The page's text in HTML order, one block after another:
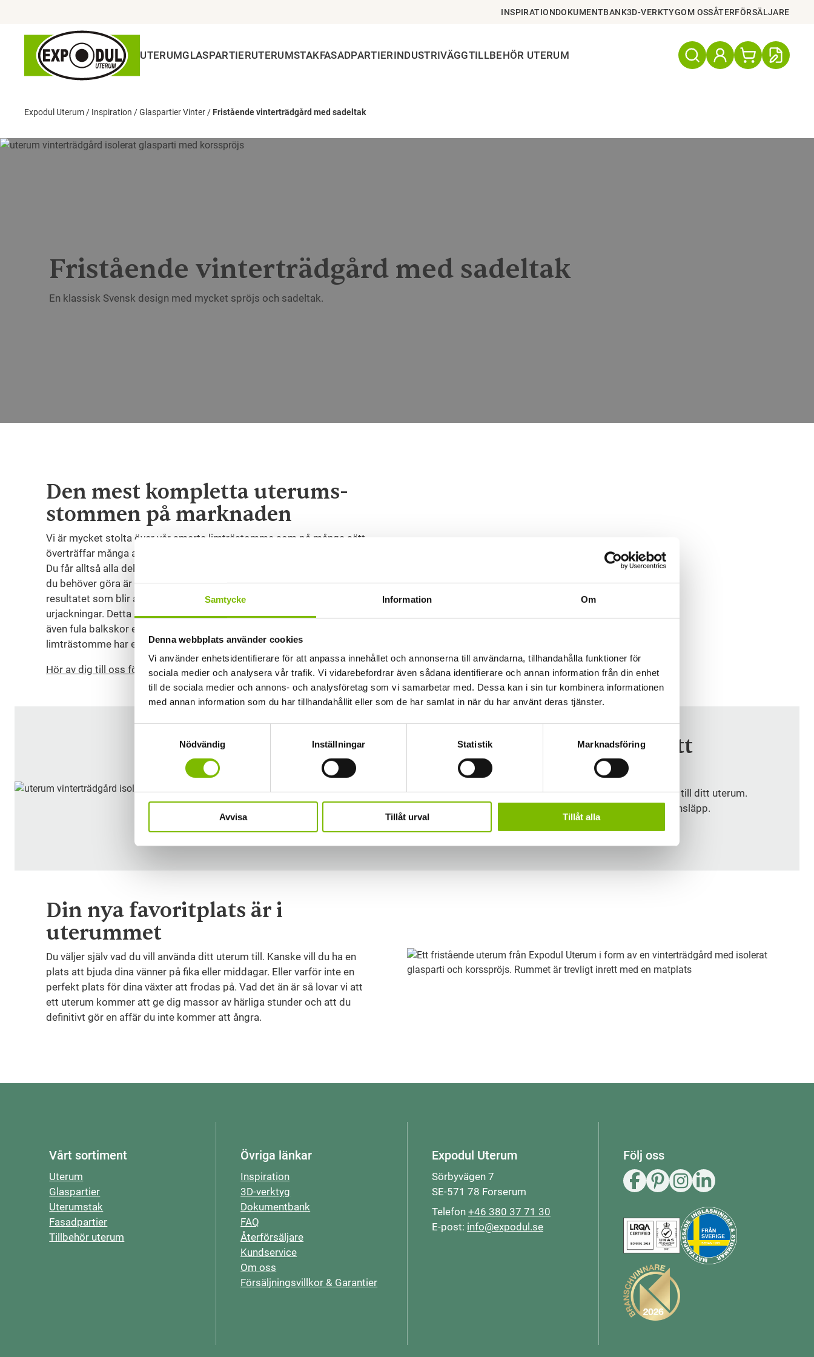
Samtycke Information Om
Denna webbplats använder cookies
Vi använder enhetsidentifierare för att anpassa innehållet och annonserna till användarna, tillhandahålla funktioner för
sociala medier och analysera vår trafik. Vi vidarebefordrar även sådana identifierare och annan information från din enhet
till de sociala medier och annons- och analysföretag som vi samarbetar med. Dessa kan i sin tur kombinera informationen
med annan information som du har tillhandahållit eller som de har samlat in när du har använt deras tjänster.
Nödvändig
Inställningar Statistik Marknadsföring
Avvisa Tillåt urval Tillåt alla
INSPIRATIONDOKUMENTBANK3D-VERKTYGOM OSSÅTERFÖRSÄLJARE
UTERUMGLASPARTIERUTERUMSTAKFASADPARTIERINDUSTRIVÄGGTILLBEHÖR UTERUM
Expodul Uterum / Inspiration /Glaspartier Vinter / Fristående vinterträdgård med sadeltak
Fristående vinterträdgård med sadeltak
En klassisk Svensk design med mycket spröjs och sadeltak.
Den mest kompletta uterums-
stommen på marknaden
Vi är mycket stolta över vår smarta limträstomme som på många sätt
överträffar många andra. Vår stomme levereras färdigkapad, på riktigt!
Du får alltså alla delar av stommen urjackade och klara så att det enda
du behöver göra är att börja montera ditt uterum. Märk även det snygga
resultatet som blir av helt genomgående takstolar genom bärlinans
urjackningar. Detta ger inte bara ett stilrent utseende utan du slipper
även fula balkskor eller extra trälister. Man kan säga att vår
limträstomme har en lego-liknande konstruktion.
Hör av dig till oss för att få veta mer
Våga välja glastak till ditt
uterum
Du vet väl också att du har möjlighet att välja glastak till ditt uterum.
Glastak passar utmärkt där du behöver gott om ljusinsläpp.
Läs mer om glastak för sadeltak här
Din nya favoritplats är i
uterummet
Du väljer själv vad du vill använda ditt uterum till. Kanske vill du ha en
plats att bjuda dina vänner på fika eller middagar. Eller varför inte en
perfekt plats för dina växter att frodas på. Vad det än är så lovar vi att
ett uterum kommer att ge dig massor av härliga stunder och att du
definitivt gör en affär du inte kommer att ångra.
Vårt sortiment
Uterum
Glaspartier
Uterumstak
Fasadpartier
Tillbehör uterum
Övriga länkar
Inspiration
3D-verktyg
Dokumentbank
FAQ
Återförsäljare
Kundservice
Om oss
Försäljningsvillkor & Garantier
Expodul Uterum
Sörbyvägen 7
SE-571 78 Forserum
Telefon +46 380 37 71 30
E-post: info@expodul.se
Följ oss